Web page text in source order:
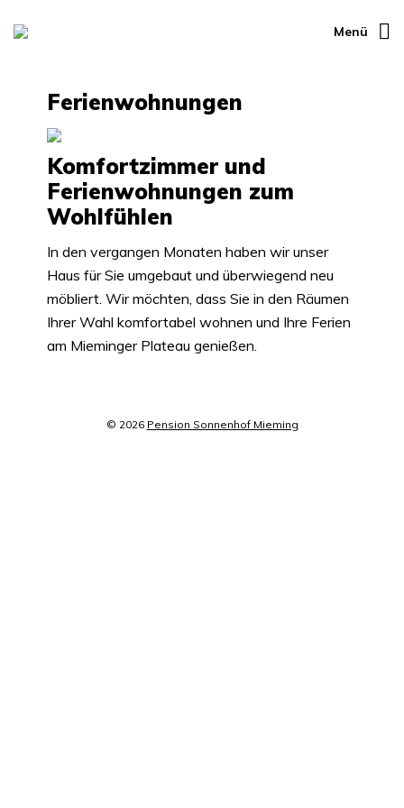
Menü
Ferienwohnungen
Komfortzimmer und
Ferienwohnungen zum
Wohlfühlen
In den vergangen Monaten haben wir unser
Haus für Sie umgebaut und überwiegend neu
möbliert. Wir möchten, dass Sie in den Räumen
Ihrer Wahl komfortabel wohnen und Ihre Ferien
am Mieminger Plateau genießen.
© 2026 Pension Sonnenhof Mieming